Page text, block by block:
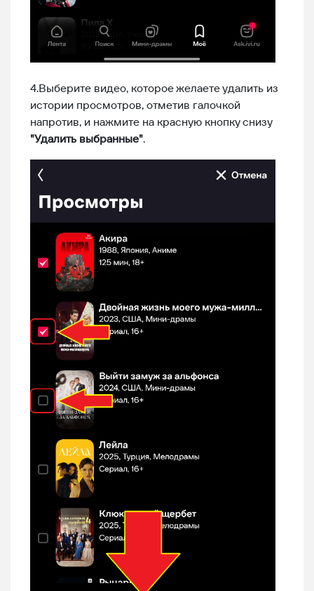
4.Выберите видео, которое желаете удалить из
истории просмотров, отметив галочкой
напротив, и нажмите на красную кнопку снизу
"Удалить выбранные".